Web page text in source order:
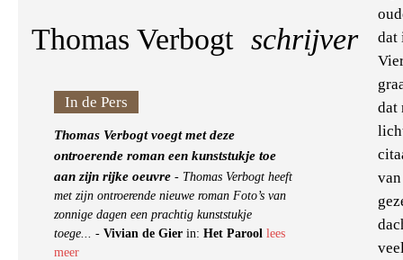
Thomas Verbogt schrijver
In de Pers
Thomas Verbogt voegt met deze
ontroerende roman een kunststukje toe
aan zijn rijke oeuvre - Thomas Verbogt heeft
met zijn ontroerende nieuwe roman Foto’s van
zonnige dagen een prachtig kunststukje
toege... - Vivian de Gier in: Het Parool lees
meer
dat
dat